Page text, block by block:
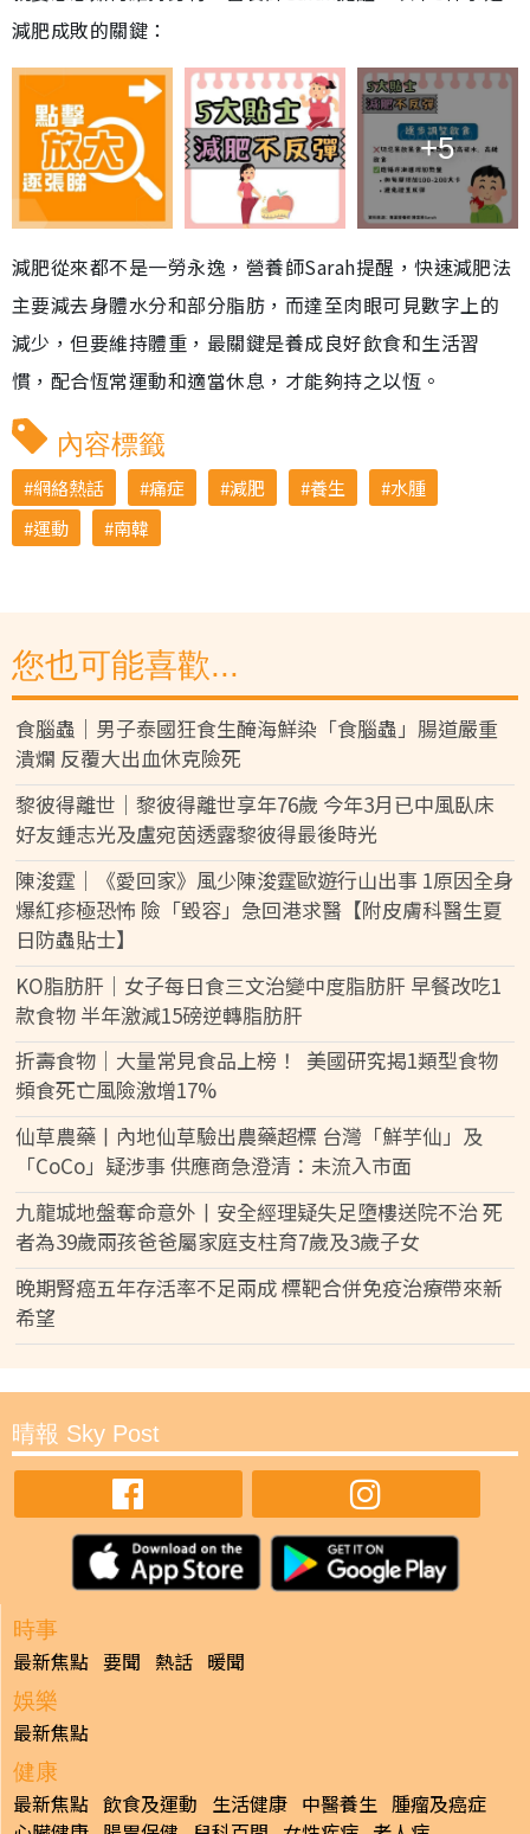
減肥成敗的關鍵：
+5
減肥從來都不是一勞永逸，營養師Sarah提醒，快速減肥法
主要減去身體水分和部分脂肪，而達至肉眼可見數字上的
減少，但要維持體重，最關鍵是養成良好飲食和生活習
慣，配合恆常運動和適當休息，才能夠持之以恆。
內容標籤
網絡熱話 痛症 減肥 養生
水腫
運動
南韓
您也可能喜歡...
食腦蟲｜男子泰國狂食生醃海鮮染「食腦蟲」腸道嚴重
潰爛 反覆大出血休克險死
黎彼得離世｜黎彼得離世享年76歲 今年3月已中風臥床
好友鍾志光及盧宛茵透露黎彼得最後時光
陳浚霆｜《愛回家》風少陳浚霆歐遊行山出事 1原因全身
爆紅疹極恐怖 險「毀容」急回港求醫【附皮膚科醫生夏
日防蟲貼士】
KO脂肪肝｜女子每日食三文治變中度脂肪肝 早餐改吃1
款食物 半年激減15磅逆轉脂肪肝
折壽食物｜大量常見食品上榜！ 美國研究揭1類型食物
頻食死亡風險激增17%
仙草農藥丨內地仙草驗出農藥超標 台灣「鮮芋仙」及
「CoCo」疑涉事 供應商急澄清：未流入市面
九龍城地盤奪命意外丨安全經理疑失足墮樓送院不治 死
者為39歲兩孩爸爸屬家庭支柱育7歲及3歲子女
晚期腎癌五年存活率不足兩成 標靶合併免疫治療帶來新
希望
晴報 Sky Post
時事
最新焦點 要聞 熱話 暖聞
娛樂
最新焦點
健康
最新焦點 飲食及運動 生活健康 中醫養生 腫瘤及癌症